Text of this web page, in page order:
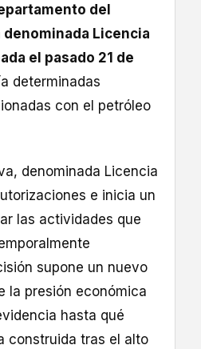
del
Licencia
el pasado 21 de
determinadas
con el petróleo
denominada Licencia
e inicia un
las actividades que
supone un nuevo
la presión económica
hasta qué
construida tras el alto